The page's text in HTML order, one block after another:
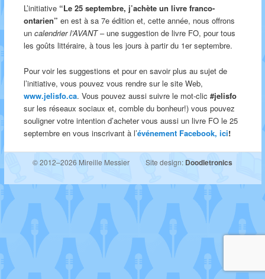
L’initiative “Le 25 septembre, j’achète un livre franco-
ontarien” en est à sa 7e édition et, cette année, nous offrons
un calendrier l’AVANT– une suggestion de livre FO, pour tous
les goûts littéraire, à tous les jours à partir du 1er septembre.
Pour voir les suggestions et pour en savoir plus au sujet de
l’initiative, vous pouvez vous rendre sur le site Web,
www.jelisfo.ca. Vous pouvez aussi suivre le mot-clic #jelisfo
sur les réseaux sociaux et, comble du bonheur!) vous pouvez
souligner votre intention d’acheter vous aussi un livre FO le 25
septembre en vous inscrivant à l’événement Facebook, ici!
© 2012–2026 Mireille Messier Site design: Doodletronics